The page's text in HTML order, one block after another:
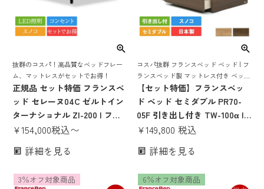
抜群のコスパ！高品質なベッドフレー
ム、マットレスがセットでお得！
正規品 セット特価 フランスベ
ッド セレーヌ04C ゼルトイン
ターナショナル ZI-200 | フラ
ンスベッド製 シングル セミダ
ットレスセット ベッドセット
調整 LED照明 コンセント シン
¥154,000税込〜
詳細を見る
コスパ抜群 フランスベッド ベッド | フ
ランスベッド製 マットレス付き ベット
マットレス 付き マットレスセット 70
周年 収納 収納付き 引き出し 引出し ス
【セット特価】フランスベッ
ド ベッド セミダブル PR70-
05F 引き出し付き TW-100α |
正規品 フランスベッド製 セミ
マットレスセット ベッドセッ
ブルサイズ 収納 収納付き 引き
¥149,800 税込
詳細を見る
3％オフ対象商品 6％オフ対象商品